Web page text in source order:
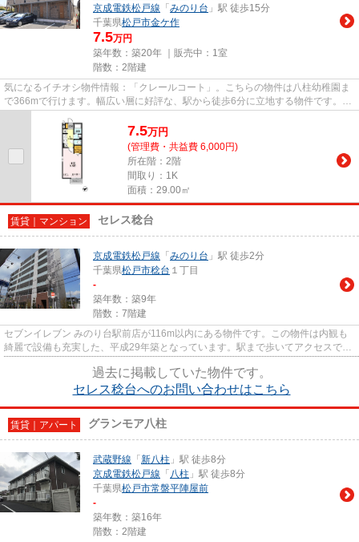
京成電鉄松戸線 「 みのり台 」駅 徒歩15分
千葉県松戸市金ケ作
7.5万円
築年数：築20年 ｜販売中： 1室
階数：2階建
気になるイチオシ物件情報：「クレールコート」。こちらの物件は八柱幼稚園ま
で366mで行けます。幅広い層に好評な、駅から徒歩6分に立地する物件です。こ
7.5万円
(管理費・共益費 6,000円)
所在階：2階
間取り：1K
面積：29.00㎡
賃貸｜マンション セレス稔台
京成電鉄松戸線 「 みのり台 」駅 徒歩2分
千葉県松戸市稔台 １丁目
-
築年数：築9年
階数：7階建
セブンイレブン みのり台駅前店が116m以内にある物件です。この物件は内観も
綺麗で設備も充実した、平成29年築となっています。駅まで歩いてアクセスでき
過去に掲載していた物件です。
セレス稔台へのお問い合わせはこちら
賃貸｜アパート グランモア八柱
武蔵野線 「 新八柱 」駅 徒歩8分
京成電鉄松戸線 「 八柱 」駅 徒歩8分
千葉県松戸市常盤平陣屋前
-
築年数：築16年
階数：2階建